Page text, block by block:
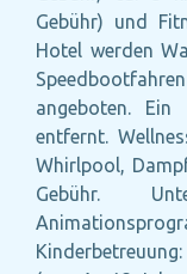
Gebühr) und
Hotel werden
angeboten.
entfernt.
Whirlpool,
Gebühr.